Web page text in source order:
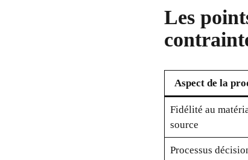
Les
Aspect de la
Fidélité au
source
Processus